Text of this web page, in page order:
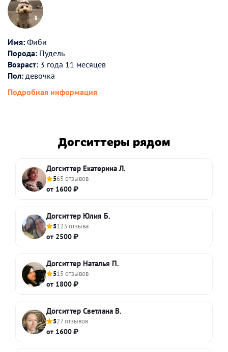
Имя: Фиби
Порода: Пудель
Возраст: 3 года 11 месяцев
Пол: девочка
Подробная информация
Догситтеры рядом
Догситтер Екатерина Л.
565 отзывов
от 1600 ₽
Догситтер Юлия Б.
5123 отзыва
от 2500 ₽
Догситтер Наталья П.
515 отзывов
от 1800 ₽
Догситтер Светлана В.
527 отзывов
от 1600 ₽